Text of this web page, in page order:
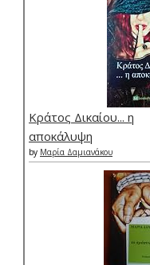
Κράτος Δικαίου... η
αποκάλυψη
by Μαρία Δαμιανάκου